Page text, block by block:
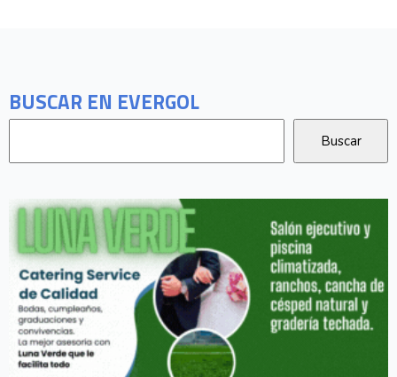
BUSCAR EN EVERGOL